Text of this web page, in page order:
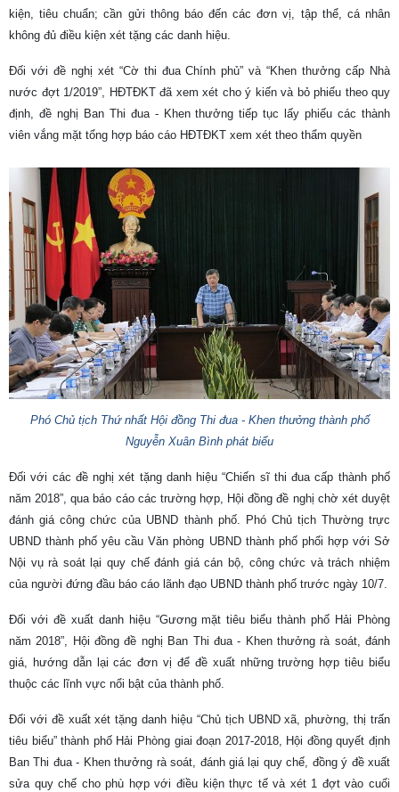
kiện, tiêu chuẩn; cần gửi thông báo đến các đơn vị, tập thể, cá nhân
không đủ điều kiện xét tặng các danh hiệu.
Đối với đề nghị xét “Cờ thi đua Chính phủ” và “Khen thưởng cấp Nhà
nước đợt 1/2019”, HĐTĐKT đã xem xét cho ý kiến và bỏ phiếu theo quy
định, đề nghị Ban Thi đua - Khen thưởng tiếp tục lấy phiếu các thành
viên vắng mặt tổng hợp báo cáo HĐTĐKT xem xét theo thẩm quyền
Phó Chủ tịch Thứ nhất Hội đồng Thi đua - Khen thưởng thành phố
Nguyễn Xuân Bình phát biểu
Đối với các đề nghị xét tặng danh hiệu “Chiến sĩ thi đua cấp thành phố
năm 2018”, qua báo cáo các trường hợp, Hội đồng đề nghị chờ xét duyệt
đánh giá công chức của UBND thành phố. Phó Chủ tịch Thường trực
UBND thành phố yêu cầu Văn phòng UBND thành phố phối hợp với Sở
Nội vụ rà soát lại quy chế đánh giá cán bộ, công chức và trách nhiệm
của người đứng đầu báo cáo lãnh đạo UBND thành phố trước ngày 10/7.
Đối với đề xuất danh hiệu “Gương mặt tiêu biểu thành phố Hải Phòng
năm 2018”, Hội đồng đề nghị Ban Thi đua - Khen thưởng rà soát, đánh
giá, hướng dẫn lại các đơn vị để đề xuất những trường hợp tiêu biểu
thuộc các lĩnh vực nổi bật của thành phố.
Đối với đề xuất xét tặng danh hiệu “Chủ tịch UBND xã, phường, thị trấn
tiêu biểu” thành phố Hải Phòng giai đoạn 2017-2018, Hội đồng quyết định
Ban Thi đua - Khen thưởng rà soát, đánh giá lại quy chế, đồng ý đề xuất
sửa quy chế cho phù hợp với điều kiện thực tế và xét 1 đợt vào cuối